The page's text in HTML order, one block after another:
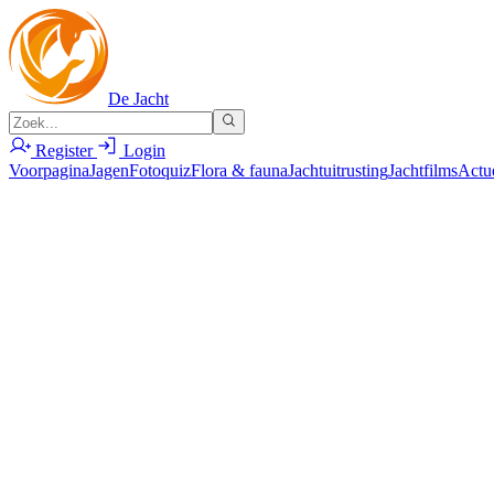
De Jacht
Register
Login
VoorpaginaJagenFotoquizFlora & faunaJachtuitrustingJachtfilms